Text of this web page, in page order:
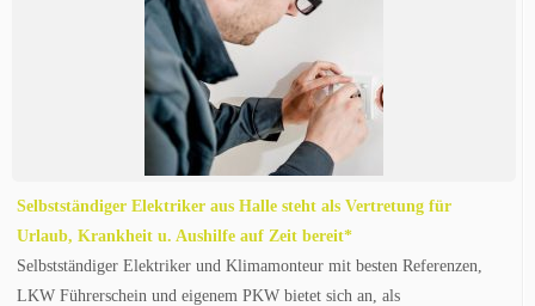
Selbstständiger Elektriker aus Halle steht als Vertretung für
Urlaub, Krankheit u. Aushilfe auf Zeit bereit*
Selbstständiger Elektriker und Klimamonteur mit besten Referenzen,
LKW Führerschein und eigenem PKW bietet sich an, als